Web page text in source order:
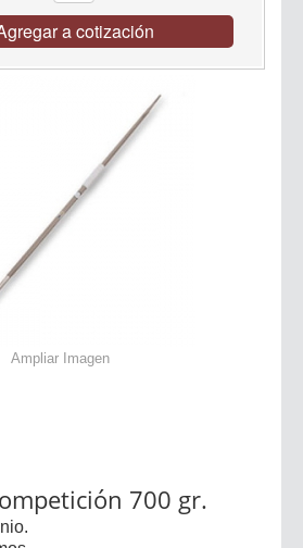
a cotización
Ampliar Imagen
700 gr.